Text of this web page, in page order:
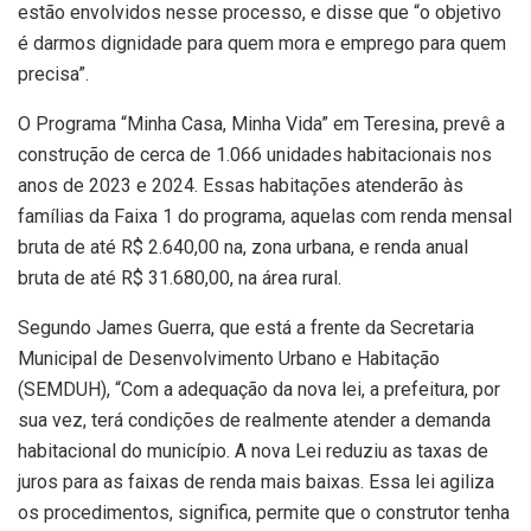
estão envolvidos nesse processo, e disse que “o objetivo
é darmos dignidade para quem mora e emprego para quem
precisa”.
O Programa “Minha Casa, Minha Vida” em Teresina, prevê a
construção de cerca de 1.066 unidades habitacionais nos
anos de 2023 e 2024. Essas habitações atenderão às
famílias da Faixa 1 do programa, aquelas com renda mensal
bruta de até R$ 2.640,00 na, zona urbana, e renda anual
bruta de até R$ 31.680,00, na área rural.
Segundo James Guerra, que está a frente da Secretaria
Municipal de Desenvolvimento Urbano e Habitação
(SEMDUH), “Com a adequação da nova lei, a prefeitura, por
sua vez, terá condições de realmente atender a demanda
habitacional do município. A nova Lei reduziu as taxas de
juros para as faixas de renda mais baixas. Essa lei agiliza
os procedimentos, significa, permite que o construtor tenha